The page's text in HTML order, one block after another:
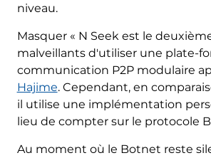
niveau.
Masquer « N Seek est le
malveillants d'utiliser une plate-
communication P2P modulaire
Hajime. Cependant, en
il utilise une implémentation
lieu de compter sur le protocole
Au moment où le Botnet reste
Télécharger
Malware Removal
Tool